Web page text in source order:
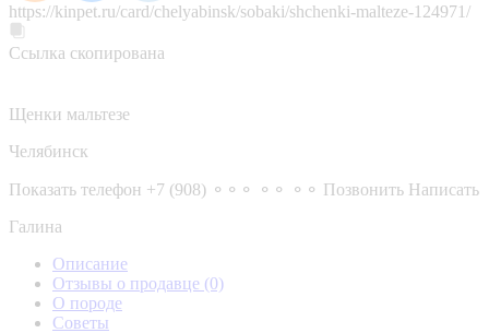
https://kinpet.ru/card/chelyabinsk/sobaki/shchenki-malteze-124971/
Ссылка скопирована
Щенки мальтезе
Челябинск
Показать телефон +7 (908) ⚬⚬⚬ ⚬⚬ ⚬⚬ Позвонить Написать
Галина
Описание
Отзывы о продавце (0)
О породе
Советы